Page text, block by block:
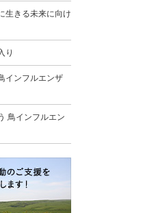
生きる未来に向け
り
インフルエンザ
鳥インフルエン